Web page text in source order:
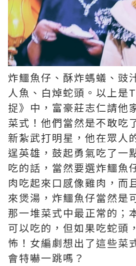
炸鱷魚仔、酥炸螞蟻、豉
人魚、白焯蛇頭。以上是
捉》中，富豪莊志仁請他
菜式！他們當然是不敢吃
新紮武打明星，他在眾人
逞英雄，鼓起勇氣吃了一
吃的話，當然要選炸鱷魚
肉吃起來口感像雞肉，而
來煲湯，炸鱷魚仔當然是
那一堆菜式中最正常的；
可以吃的，但如果吃蛇頭
怖！女編劇想出了這些菜
會特嚇一跳嗎？